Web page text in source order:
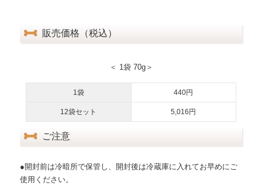
販売価格（税込）
＜ 1袋 70g＞
1袋 440円
12袋セット 5,016円
ご注意
●開封前は冷暗所で保管し、開封後は冷蔵庫に入れてお早めにご
使用ください。